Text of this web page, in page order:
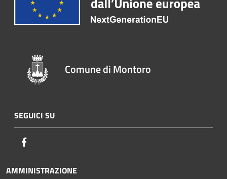
Comune di Montoro
SEGUICI SU
AMMINISTRAZIONE